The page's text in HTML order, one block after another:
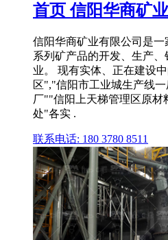
首页 信阳华商矿
信阳华商矿业有限公司是一
系列矿产品的开发、生产
业。 现有实体、正在建设
区","信阳市工业城生产线
厂""信阳上天梯管理区原
处"各实 .
联系电话: 180 3780 8511